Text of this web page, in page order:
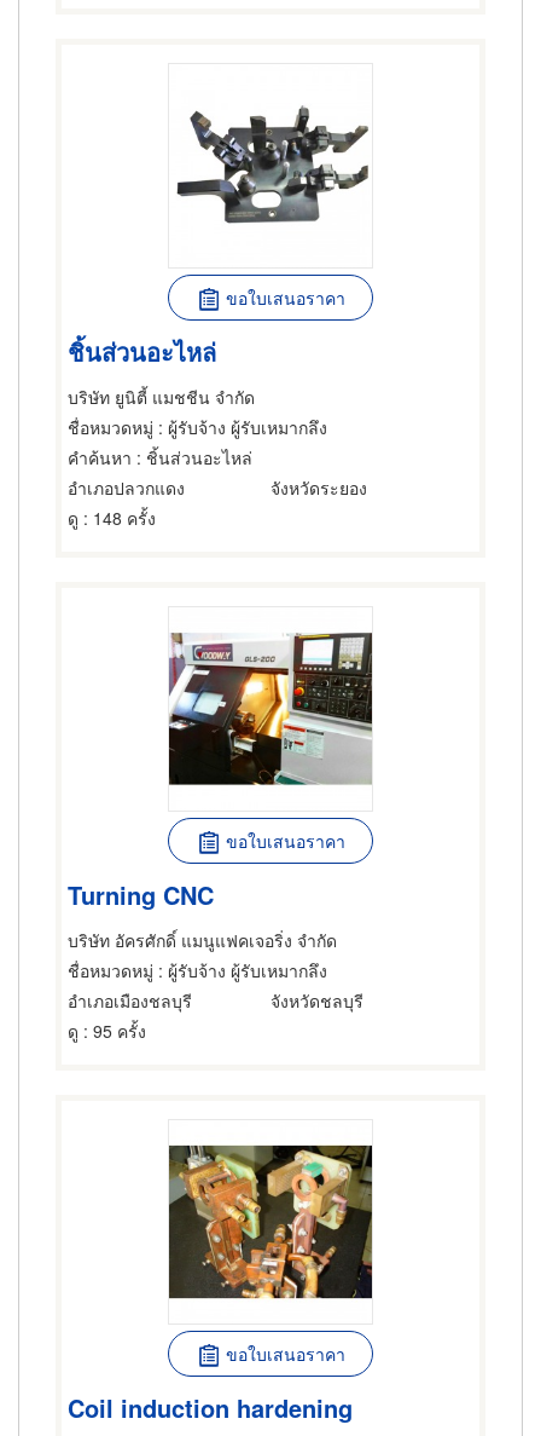
ขอใบเสนอราคา
ชิ้นส่วนอะไหล่
บริษัท ยูนิตี้ แมชชีน จำกัด
ชื่อหมวดหมู่ : ผู้รับจ้าง ผู้รับเหมากลึง
คำค้นหา : ชิ้นส่วนอะไหล่
อำเภอปลวกแดง
จังหวัดระยอง
ดู : 148 ครั้ง
ขอใบเสนอราคา
Turning CNC
บริษัท อัครศักดิ์ แมนูแฟคเจอริ่ง จำกัด
ชื่อหมวดหมู่ : ผู้รับจ้าง ผู้รับเหมากลึง
อำเภอเมืองชลบุรี
จังหวัดชลบุรี
ดู : 95 ครั้ง
ขอใบเสนอราคา
Coil induction hardening